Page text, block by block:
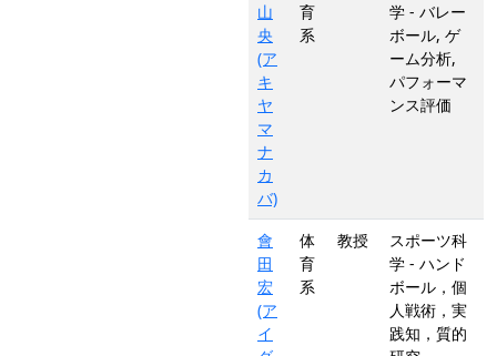
山
央
(ア
キ
ヤ
マ
ナ
カ
バ)
育
系
学 - バレー
ボール, ゲ
ーム分析,
パフォーマ
ンス評価
會
田
宏
(ア
イ
体
育
系
教授
スポーツ科
学 - ハンド
ボール，個
人戦術，実
践知，質的